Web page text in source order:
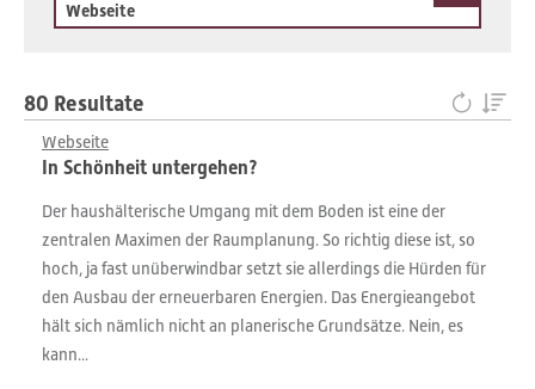
Webseite
80 Resultate
Webseite
In Schönheit untergehen?
Der haushälterische Umgang mit dem Boden ist eine der
zentralen Maximen der Raumplanung. So richtig diese ist, so
hoch, ja fast unüberwindbar setzt sie allerdings die Hürden für
den Ausbau der erneuerbaren Energien. Das Energieangebot
hält sich nämlich nicht an planerische Grundsätze. Nein, es
kann...